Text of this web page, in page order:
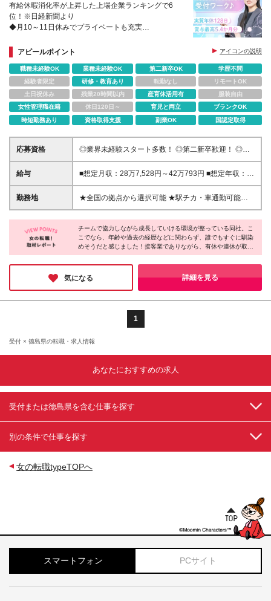
有給休暇消化率が上昇した上場企業ランキングで6
位！※日経新聞より
◆月10～11日休みでプライベートも充実
◆正社員の平均年収：517万円
アピールポイント アイコンの説明
職種未経験OK 業種未経験OK 第二新卒OK
学歴不問
経験者限定
研修・教育あり 転勤なし
リモートOK
土日祝休み
残業20時間以内 産育休活用有
服装自由
女性管理職在籍
休日120日～ 育児と両立
ブランクOK
時短勤務あり
資格取得支援 副業OK 国認定取得
応募資格
◎業界未経験スタート多数！ ◎第二新卒歓迎！ ◎人
柄重視の採用！ ------------ ◆学歴不問 ◆35歳以下（若
年層の長期キャリア形成を図るため） ------------ 《店
迎！》
給与
■想定月収：28万7,528円～42万793円 ■想定年収：
420万円～615万円 ★資格取得で月給＋最大8万円 ★
試験の合格率、資格保有率はともに約90％！！ ＜入
を含んで算出しております。 ※みなし残業時間超過分
は1分単位で全額支給 ＜入社半年～1年後月収例＞
■31万7,000円～43万5,000円（想定残業時間30h+資
万6,300円～3万8,400円を含んでいます。 ※時間外手
当は別途全額支給（1分単位） ※経験・能力を考慮し
決定／現年収や希望給与もご相談可能 ※試用期間中の
給与・福利厚生に差異なし
勤務地
★全国の拠点から選択可能 ★駅チカ・車通勤可能店
舗も多 ★引っ越し費用のサポートあり（社宅・家賃
補助制度など） ＜特に積極採用中！＞ 東京、神奈
川、千葉、埼玉、福井、愛知、三重、岐阜 ＜募集エ
リア＞ 【東北】宮城、福島 【関東】東京、神奈川、
千葉、埼玉、栃木、群馬、茨城 【北陸・甲信越】福
井、新潟 【東海】愛知、三重、岐阜 【関西】大阪
【中国】岡山、広島、鳥取、島根 【四国】徳島、香
川 【九州】福岡、佐賀、熊本 ※配属店舗については
【本社】 東京都千代田区平河町1-4-12 平河町センタ
ービル3・6・7・8・9F ※就業場所の変更の範囲：会
社の定める場所
チームで協力しながら成長していける環境が整っている同社。こ
こでなら、年齢や過去の経歴などに関わらず、誰でもすぐに馴染
めそうだと感じました！接客業でありながら、有休や連休が取り
やすく、プライベートも大切にできる点も魅力的♪また、頑張り
が正当に評価され、ライフイベントを迎えてもキャリアを積んで
いける制度がしっかり整っているので、「働きやすさ・キャリ
ア・収入」の好バランスを求める方にオススメです♪
気になる 詳細を見る
1
受付 × 徳島県の転職・求人情報
あなたにおすすめの求人
受付または徳島県を含む仕事を探す
別の条件で仕事を探す
女の転職typeTOPへ
スマートフォン PCサイト